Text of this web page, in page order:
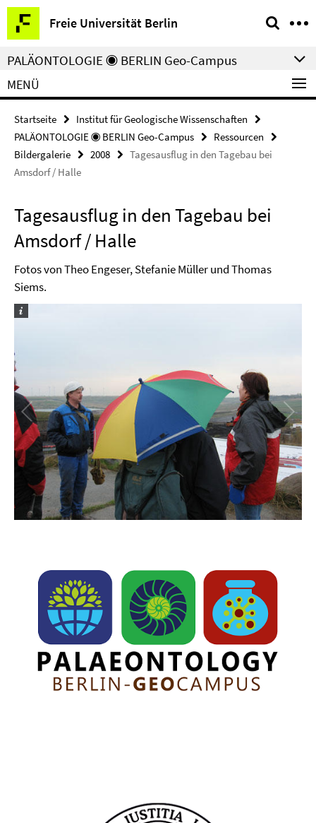
Springe
direkt
zu
Inhalt
Freie Universität Berlin
Service-
Navigation
PALÄONTOLOGIE ◉ BERLIN Geo-Campus
MENÜ
Startseite
Institut für Geologische Wissenschaften
PALÄONTOLOGIE ◉ BERLIN Geo-Campus
Ressourcen
Bildergalerie
2008
Tagesausflug in den Tagebau bei
Amsdorf / Halle
Tagesausflug in den Tagebau bei
Amsdorf / Halle
Fotos von Theo Engeser, Stefanie Müller und Thomas
Siems.